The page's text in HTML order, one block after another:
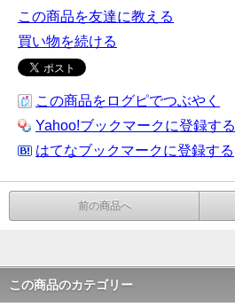
この商品を友達に教える
買い物を続ける
この商品をログピでつぶやく
Yahoo!ブックマークに登録する
はてなブックマークに登録する
前の商品へ
この商品のカテゴリー